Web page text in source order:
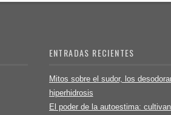
ENTRADAS RECIENTES
Mitos sobre el sudor, los
hiperhidrosis
El poder de la autoestima: